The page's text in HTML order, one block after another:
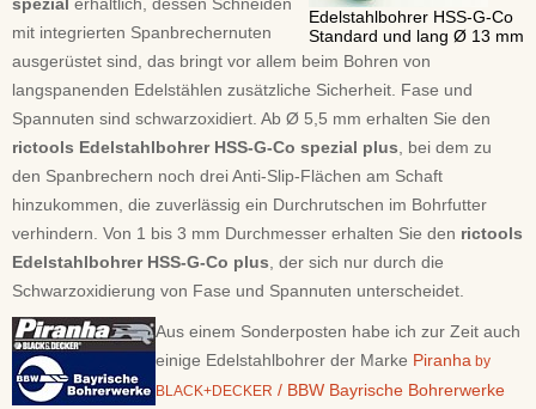
Edelstahlbohrer HSS-G-Co
Standard und lang Ø 13 mm
mit integrierten Spanbrechernuten
ausgerüstet sind, das bringt vor allem beim Bohren von
langspanenden Edelstählen zusätzliche Sicherheit. Fase und
Spannuten sind schwarzoxidiert. Ab Ø 5,5 mm erhalten Sie den
rictools Edelstahlbohrer HSS-G-Co spezial plus , bei dem zu
den Spanbrechern noch drei Anti-Slip-Flächen am Schaft
hinzukommen, die zuverlässig ein Durchrutschen im Bohrfutter
verhindern. Von 1 bis 3 mm Durchmesser erhalten Sie den rictools
Edelstahlbohrer HSS-G-Co plus , der sich nur durch die
Schwarzoxidierung von Fase und Spannuten unterscheidet.
Aus einem Sonderposten habe ich zur Zeit auch
einige Edelstahlbohrer der Marke Piranha by
BLACK+DECKER / BBW Bayrische Bohrerwerke